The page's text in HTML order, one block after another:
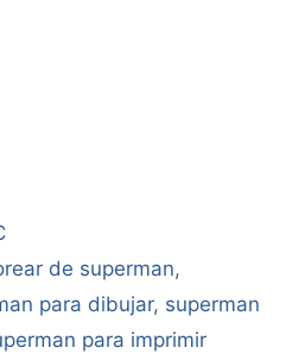
de superman,
para dibujar, superman
para imprimir